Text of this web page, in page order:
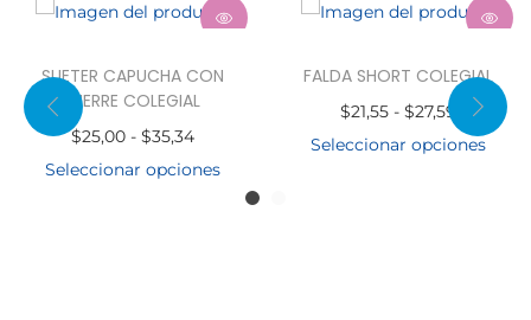
SUETER CAPUCHA CON
CIERRE COLEGIAL
$25,00 - $35,34
Seleccionar opciones
FALDA SHORT COLEGIAL
$21,55 - $27,59
Seleccionar opciones